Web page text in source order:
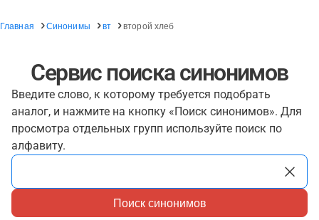
Главная Синонимы вт второй хлеб
Сервис поиска синонимов
Введите слово, к которому требуется подобрать
аналог, и нажмите на кнопку «Поиск синонимов». Для
просмотра отдельных групп используйте поиск по
алфавиту.
Поиск синонимов